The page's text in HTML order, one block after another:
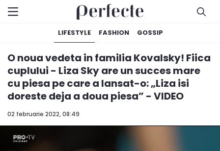
LIFESTYLE FASHION GOSSIP
02 februarie 2022, 08:49
O noua vedeta in familia Kovalsky! Fiica
cuplului - Liza Sky are un succes mare
cu piesa pe care a lansat-o: „Liza isi
doreste deja a doua piesa” - VIDEO